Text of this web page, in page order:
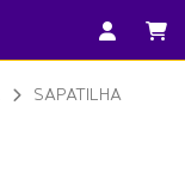
SAPATILHA